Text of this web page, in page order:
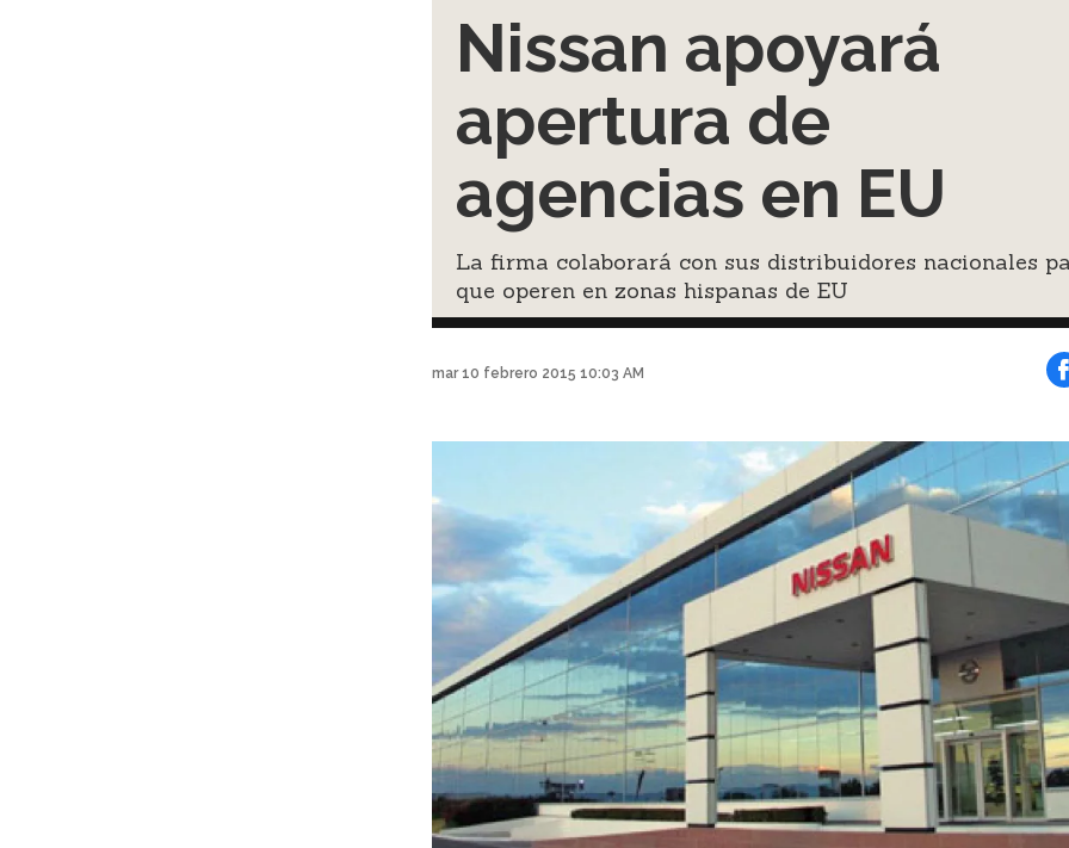
Nissan apoyará
apertura de
agencias en EU
La firma colaborará con sus distribuidores nacionales
que operen en zonas hispanas de EU
mar 10 febrero 2015 10:03 AM